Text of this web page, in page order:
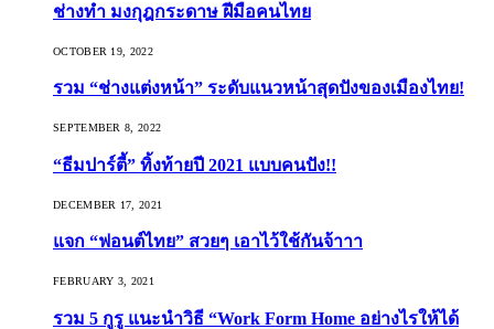
ช่างทำ มงกุฎกระดาษ ฝีมือคนไทย
OCTOBER 19, 2022
รวม “ช่างแต่งหน้า” ระดับแนวหน้าสุดปังของเมืองไทย!
SEPTEMBER 8, 2022
“ธีมปาร์ตี้” ทิ้งท้ายปี 2021 แบบคนปัง!!
DECEMBER 17, 2021
แจก “ฟอนต์ไทย” สวยๆ เอาไว้ใช้กันจ้าาา
FEBRUARY 3, 2021
รวม 5 กูรู แนะนำวิธี “Work Form Home อย่างไรให้ได้